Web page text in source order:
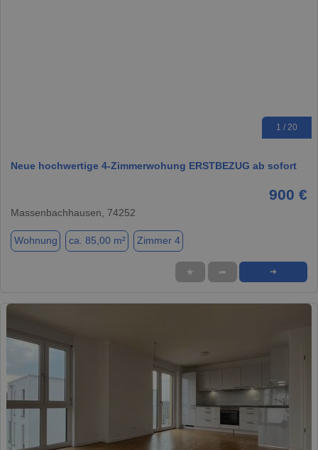
1 / 20
Neue hochwertige 4-Zimmerwohung ERSTBEZUG ab sofort
900 €
Massenbachhausen, 74252
Wohnung ca. 85,00 m² Zimmer 4
★ ➦ ➜